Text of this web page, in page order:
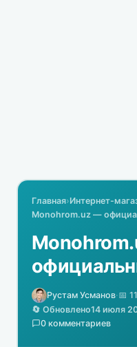
Главная›Интернет-
Monohrom.uz —
Рустам Усманов·📅
🔄 Обновлено14 июля
0 комментариев